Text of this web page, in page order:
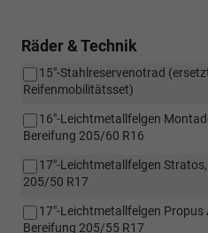
Räder & Technik
15"-Stahlreservenotrad
Reifenmobilitätsset)
16"-Leichtmetallfelgen
Bereifung 205/60 R16
17"-Leichtmetallfelgen
205/50 R17
17"-Leichtmetallfelgen Propus
Bereifung 205/55 R17